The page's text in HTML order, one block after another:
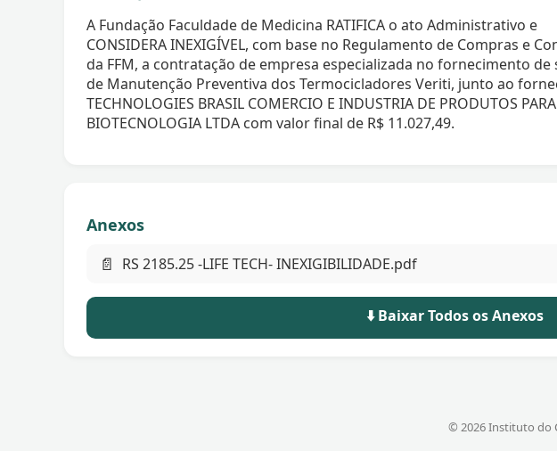
A Fundação Faculdade de Medicina RATIFICA o ato Administrativo e
CONSIDERA INEXIGÍVEL, com base no Regulamento de Compras e
da FFM, a contratação de empresa especializada no fornecimento de
de Manutenção Preventiva dos Termocicladores Veriti, junto ao
TECHNOLOGIES BRASIL COMERCIO E INDUSTRIA DE PRODUTOS PARA
BIOTECNOLOGIA LTDA com valor final de R$ 11.027,49.
Anexos
📄 RS 2185.25 -LIFE TECH- INEXIGIBILIDADE.pdf
⬇️ Baixar Todos os Anexos
© 2026 Instituto do